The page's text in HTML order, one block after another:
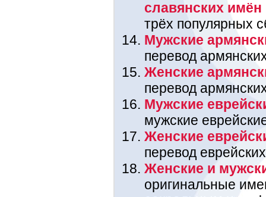
славянских имён
трёх популярных
Мужские
перевод
Женские
перевод
Мужские
мужские
Женские
перевод
Женские и
оригинальные